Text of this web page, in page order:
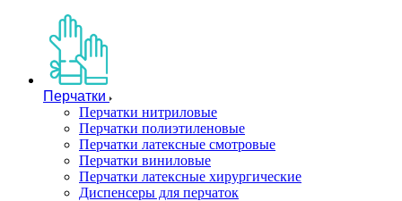
Перчатки
Перчатки нитриловые
Перчатки полиэтиленовые
Перчатки латексные смотровые
Перчатки виниловые
Перчатки латексные хирургические
Диспенсеры для перчаток